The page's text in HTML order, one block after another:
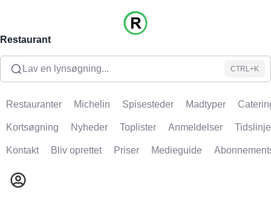
Restaurant
Lav en lynsøgning... CTRL+K
Restauranter Michelin Spisesteder Madtyper
Kortsøgning Nyheder Toplister Anmeldelser Tidslinje
Kontakt Bliv oprettet Priser Medieguide